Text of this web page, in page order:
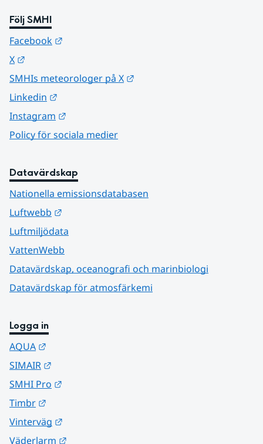
Följ SMHI
Facebook
X
SMHIs meteorologer på X
Linkedin
Instagram
Policy för sociala medier
Datavärdskap
Nationella emissionsdatabasen
Luftwebb
Luftmiljödata
VattenWebb
Datavärdskap, oceanografi och marinbiologi
Datavärdskap för atmosfärkemi
Logga in
AQUA
SIMAIR
SMHI Pro
Timbr
Vinterväg
Väderlarm